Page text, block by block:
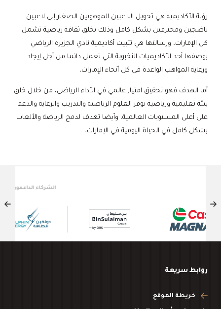
رؤية الأكاديمية هي تحويل اللاعبين الموهوبين الصغار إلى لاعبين
ناضجين ومحترفين بشكل كامل وذلك بخلق ثقافة رياضية تشمل
كل الإمارات. ورسالتها هي تثبيت أكاديمية نادي الجزيرة الرياضي
بوصفها أحد الأكاديميات النخبوية التي تعمل دائما من أجل إيجاد
ورعاية المواهب الواعدة في كل أنحاء الإمارات.
أما الهدف فهو تحقيق امتياز عالمي في الأداء الرياضي، من خلال خلق
بيئة تعليمية ورياضية توفر العلوم الرياضية والتدريب والرعاية والدعم
على أعلى المستويات العالمية، وأيضا تهدف لدمج الرياضة والألعاب
بشكل كامل في الحياة اليومية في الإمارات.
روابط سريعة
خريطة الموقع